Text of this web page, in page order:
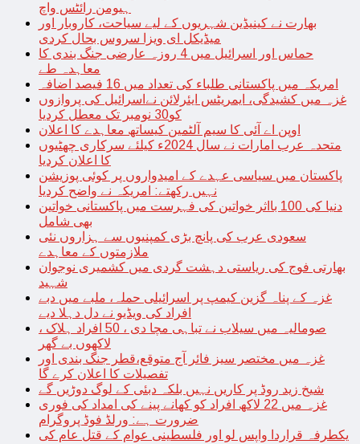
ہیومن رائٹس واچ
بھارت نے کینیڈین شہریوں کے لیے سیاحت، کاروبار اور
میڈیکل ای ویزا سروس بحال کردی
حماس اور اسرائیل میں 4 روزہ عارضی جنگ بندی کا
معاہدہ طے
امریکہ میں پاکستانی طلباء کی تعداد میں 16 فیصد اضافہ
غزہ میں کشیدگی، ایمریٹس ایئرلائن نےاسرائیل کی پروازوں
کو30 نومبر تک معطل کردیا
اوپن اے آئی کا سیم آلٹمین کیساتھ معاہدے کا اعلان
متحدہ عرب امارات نے سال 2024ء کیلئے سرکاری چھٹیوں
کا اعلان کردیا
پاکستان میں سیاسی عہدے کے امیدواروں پر کوئی پوزیشن
نہیں رکھتے: امریکہ نے واضح کردیا
دنیا کی 100 بااثر خواتین کی فہرست میں پاکستانی خواتین
بھی شامل
سعودی عرب کی پانچ بڑی کمپنیوں سے ہزاروں نئی
ملازمتوں کے معاہدے
بھارتی فوج کی ریاستی دہشت گردی میں کشمیری نوجوان
شہید
غزہ کے پناہ گزین کیمپ پر اسرائیلی حملہ، ملبے میں دبے
افراد کی ویڈیو نے دل دہلا دیے
صومالیہ میں سیلاب نے تباہی مچا دی ، 50 افراد ہلاک ،
لاکھوں بے گھر
غزہ میں مختصر سیز فائر آج متوقع،قطر جنگ بندی اور
تفصیلات کا اعلان کرے گا
شیخ زید روڈ پر کاریں نہیں بلکہ دبئی کے لوگ دوڑیں گے
غزہ میں 22 لاکھ افراد کو کھانے پینے کی امداد کی فوری
ضرورت ہے: ورلڈ فوڈ پروگرام
یکطرفہ قراردا واپس لو اور فلسطینی عوام کے قتل عام کی